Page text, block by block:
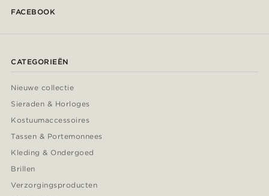
FACEBOOK
CATEGORIEËN
Nieuwe collectie
Sieraden & Horloges
Kostuumaccessoires
Tassen & Portemonnees
Kleding & Ondergoed
Brillen
Verzorgingsproducten